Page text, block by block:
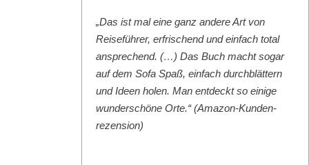
„Das ist mal eine ganz andere Art von
Reise­führer, erfrischend und ein­fach total
ansprechend. (…) Das Buch macht sog­ar
auf dem Sofa Spaß, ein­fach durch­blät­tern
und Ideen holen. Man ent­deckt so einige
wun­der­schöne Orte.“ (Ama­zon-Kun­den­
rezen­sion)